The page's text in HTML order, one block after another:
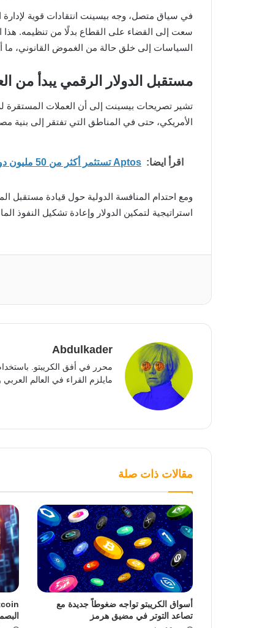
في سياق متصل، وجه بيسينت انتقادات قوية لإدارة
سعت إلى القضاء على القطاع بدلًا من تنظيمه. هذا
السياسات إلى خلق حالة من الغموض القانوني،
مستقبل الدولار الرقمي يبدأ من
تشير تصريحات بيسينت إلى أن العملات المستقرة لم
الأمريكي، حتى في المناطق التي تفتقر إلى بنية
اقرأ ايضا: Aptos تستثمر أكثر من 50 مليون دولار لدعم الذكاء الاصطناعي والبنية المؤسسية
ومع احتدام المنافسة الدولية حول قيادة مستقبل
استراتيجية لتمكين الدولار وإعادة تشكيل النفوذ
Abdulkader
محرر في أفق الكريبتو.
مايلزم القراء في العالم العربي
مقالات ذات صلة
أسواق الكريبتو تواجه ضغوطاً جديدة مع
تصاعد التوتر في مضيق هرمز